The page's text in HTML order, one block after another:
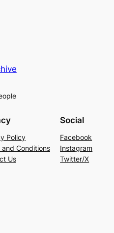
Policy
and Conditions
Us
Social
Facebook
Instagram
Twitter/X